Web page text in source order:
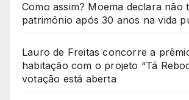
Como assim? Moema declara não
patrimônio após 30 anos na vida
Lauro de Freitas concorre a
habitação com o projeto “Tá
votação está aberta